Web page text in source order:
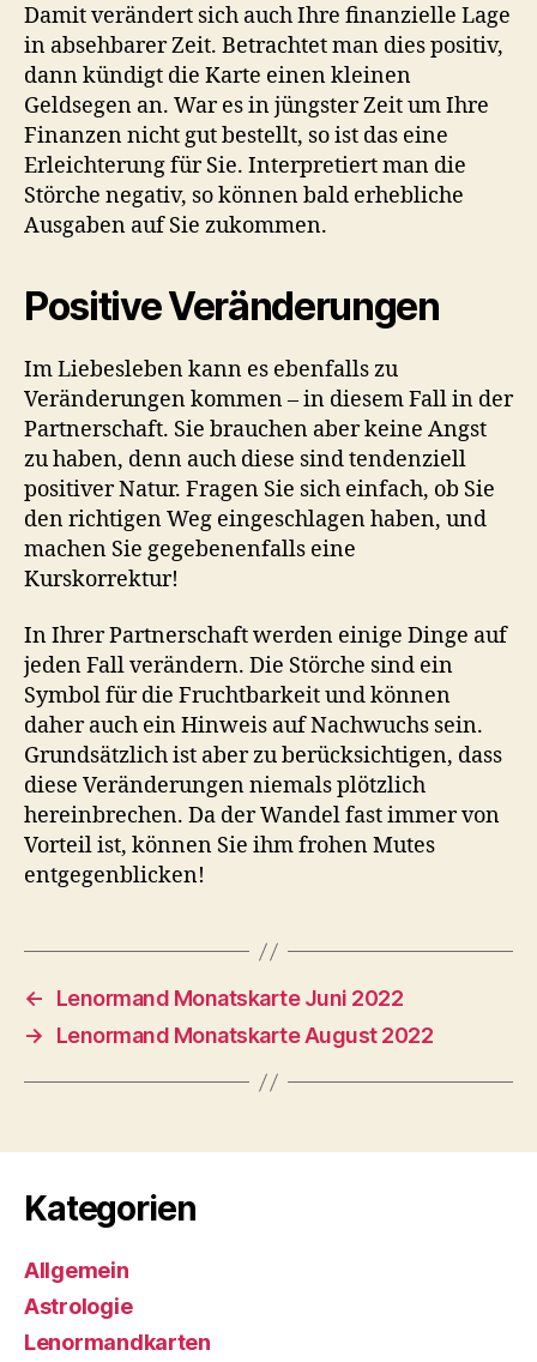
Damit verändert sich auch Ihre finanzielle Lage
in absehbarer Zeit. Betrachtet man dies positiv,
dann kündigt die Karte einen kleinen
Geldsegen an. War es in jüngster Zeit um Ihre
Finanzen nicht gut bestellt, so ist das eine
Erleichterung für Sie. Interpretiert man die
Störche negativ, so können bald erhebliche
Ausgaben auf Sie zukommen.
Positive Veränderungen
Im Liebesleben kann es ebenfalls zu
Veränderungen kommen – in diesem Fall in der
Partnerschaft. Sie brauchen aber keine Angst
zu haben, denn auch diese sind tendenziell
positiver Natur. Fragen Sie sich einfach, ob Sie
den richtigen Weg eingeschlagen haben, und
machen Sie gegebenenfalls eine
Kurskorrektur!
In Ihrer Partnerschaft werden einige Dinge auf
jeden Fall verändern. Die Störche sind ein
Symbol für die Fruchtbarkeit und können
daher auch ein Hinweis auf Nachwuchs sein.
Grundsätzlich ist aber zu berücksichtigen, dass
diese Veränderungen niemals plötzlich
hereinbrechen. Da der Wandel fast immer von
Vorteil ist, können Sie ihm frohen Mutes
entgegenblicken!
←
Lenormand Monatskarte Juni 2022
→
Lenormand Monatskarte August 2022
Kategorien
Allgemein
Astrologie
Lenormandkarten